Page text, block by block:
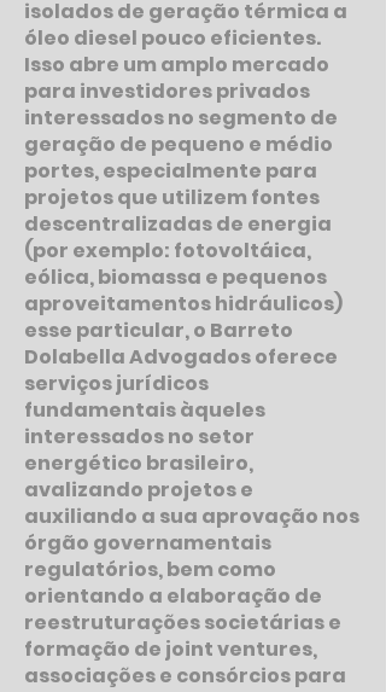
isolados de geração térmica a
óleo diesel pouco eficientes.
Isso abre um amplo mercado
para investidores privados
interessados no segmento de
geração de pequeno e médio
portes, especialmente para
projetos que utilizem fontes
descentralizadas de energia
(por exemplo: fotovoltáica,
eólica, biomassa e pequenos
aproveitamentos hidráulicos)
esse particular, o Barreto
Dolabella Advogados oferece
serviços jurídicos
fundamentais àqueles
interessados no setor
energético brasileiro,
avalizando projetos e
auxiliando a sua aprovação nos
órgão governamentais
regulatórios, bem como
orientando a elaboração de
reestruturações societárias e
formação de joint ventures,
associações e consórcios para